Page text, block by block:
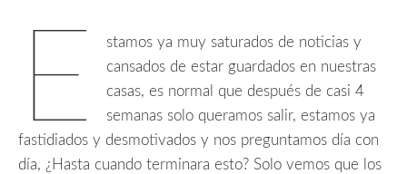
E
stamos ya muy saturados de noticias y
cansados de estar guardados en nuestras
casas, es normal que después de casi 4
semanas solo queramos salir, estamos ya
fastidiados y desmotivados y nos preguntamos día con
día, ¿Hasta cuando terminara esto? Solo vemos que los